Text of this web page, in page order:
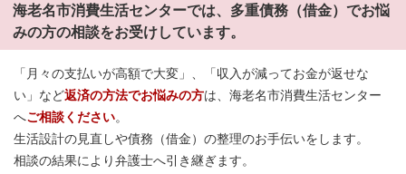
海老名市消費生活センターでは、多重債務（借金）でお悩
みの方の相談をお受けしています。
「月々の支払いが高額で大変」、「収入が減ってお金が返せな
い」など返済の方法でお悩みの方は、海老名市消費生活センター
へご相談ください。
生活設計の見直しや債務（借金）の整理のお手伝いをします。
相談の結果により弁護士へ引き継ぎます。